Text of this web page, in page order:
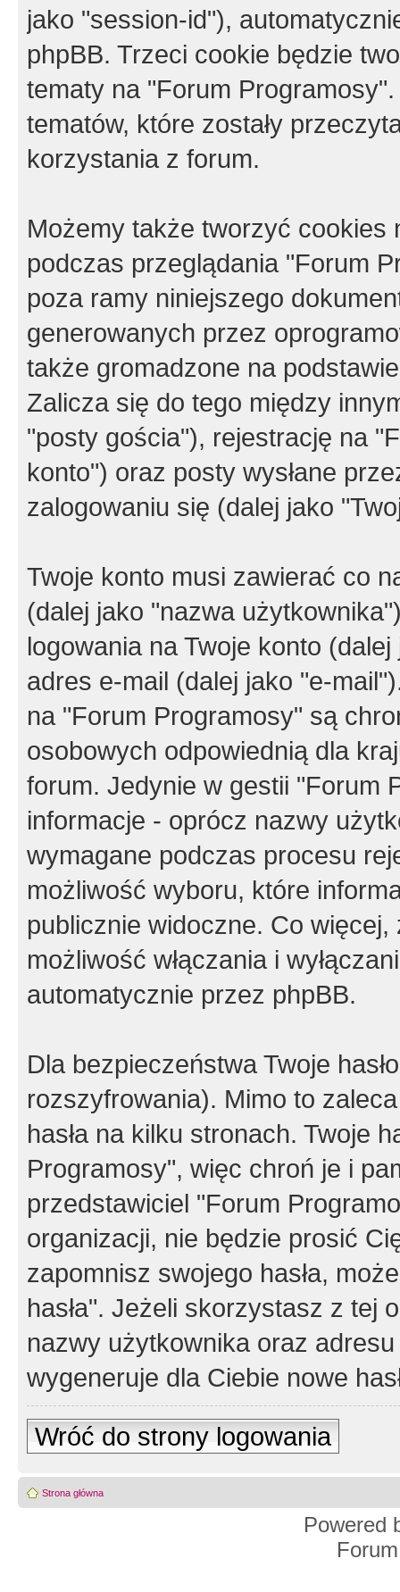
jako "session-id"),
phpBB. Trzeci cookie będzie
tematy na "Forum
tematów, które zostały
korzystania z forum.
Możemy także tworzyć cookies
podczas przeglądania "Forum
poza ramy niniejszego
generowanych przez
także gromadzone na
Zalicza się do tego między
"posty gościa"), rejestrację na
konto") oraz posty wysłane
zalogowaniu się (dalej jako
Twoje konto musi zawierać co
(dalej jako "nazwa
logowania na Twoje konto
adres e-mail (dalej jako "e-
na "Forum Programosy" są
osobowych odpowiednią dla
forum. Jedynie w gestii "Forum
informacje - oprócz nazwy
wymagane podczas procesu
możliwość wyboru, które
publicznie widoczne. Co
możliwość włączania i
automatycznie przez phpBB.
Dla bezpieczeństwa Twoje
rozszyfrowania). Mimo to
hasła na kilku stronach. Twoje
Programosy", więc chroń je i
przedstawiciel "Forum
organizacji, nie będzie prosić
zapomnisz swojego hasła,
hasła". Jeżeli skorzystasz z tej
nazwy użytkownika oraz
wygeneruje dla Ciebie nowe
Wróć do strony logowania
Strona główna
Powered